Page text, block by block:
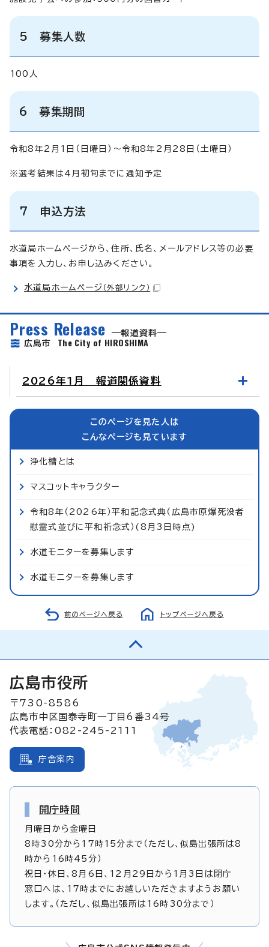
5 募集人数
100人
6 募集期間
令和8年2月1日（日曜日）～令和8年2月28日（土曜日）
※選考結果は4月初旬までに通知予定
7 申込方法
水道局ホームページから、住所、氏名、メールアドレス等の必要
事項を入力し、お申し込みください。
水道局ホームページ （外部リンク）
Press Release
報道資料
広島市 The City of HIROSHIMA
2026年1月 報道関係資料
このページを見た人は
こんなページも見ています
浄化槽とは
マスコットキャラクター
令和8年（2026年）平和記念式典（広島市原爆死没者
慰霊式並びに平和祈念式）(8月3日時点)
水道モニターを募集します
水道モニターを募集します
前のページへ戻る トップページへ戻る
広島市役所
〒730-8586
広島市中区国泰寺町一丁目6番34号
代表電話：082-245-2111
庁舎案内
開庁時間
月曜日から金曜日
8時30分から17時15分まで（ただし、似島出張所は8
時から16時45分）
祝日・休日、8月6日、12月29日から1月3日は閉庁
窓口へは、17時までにお越しいただきますようお願い
します。（ただし、似島出張所は16時30分まで）